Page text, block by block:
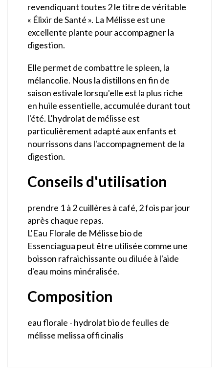
revendiquant toutes 2 le titre de véritable
« Élixir de Santé ». La Mélisse est une
excellente plante pour accompagner la
digestion.
Elle permet de combattre le spleen, la
mélancolie. Nous la distillons en fin de
saison estivale lorsqu'elle est la plus riche
en huile essentielle, accumulée durant tout
l'été. L'hydrolat de mélisse est
particulièrement adapté aux enfants et
nourrissons dans l'accompagnement de la
digestion.
Conseils d'utilisation
prendre 1 à 2 cuillères à café, 2 fois par jour
après chaque repas.
L'Eau Florale de Mélisse bio de
Essenciagua peut être utilisée comme une
boisson rafraichissante ou diluée à l'aide
d'eau moins minéralisée.
Composition
eau florale - hydrolat bio de feulles de
mélisse melissa officinalis